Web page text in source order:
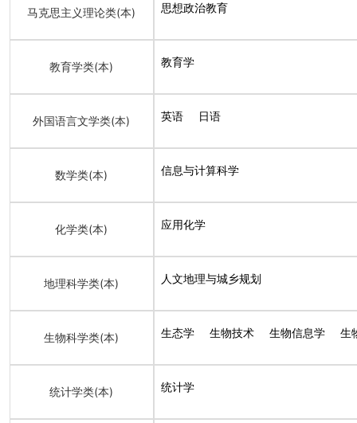
马克思主义理论类(本) 思想政治教育
教育学类(本) 教育学
外国语言文学类(本) 英语 日语
数学类(本) 信息与计算科学
化学类(本) 应用化学
地理科学类(本) 人文地理与城乡规划
生物科学类(本) 生态学 生物技术 生物信息学 生
统计学类(本) 统计学